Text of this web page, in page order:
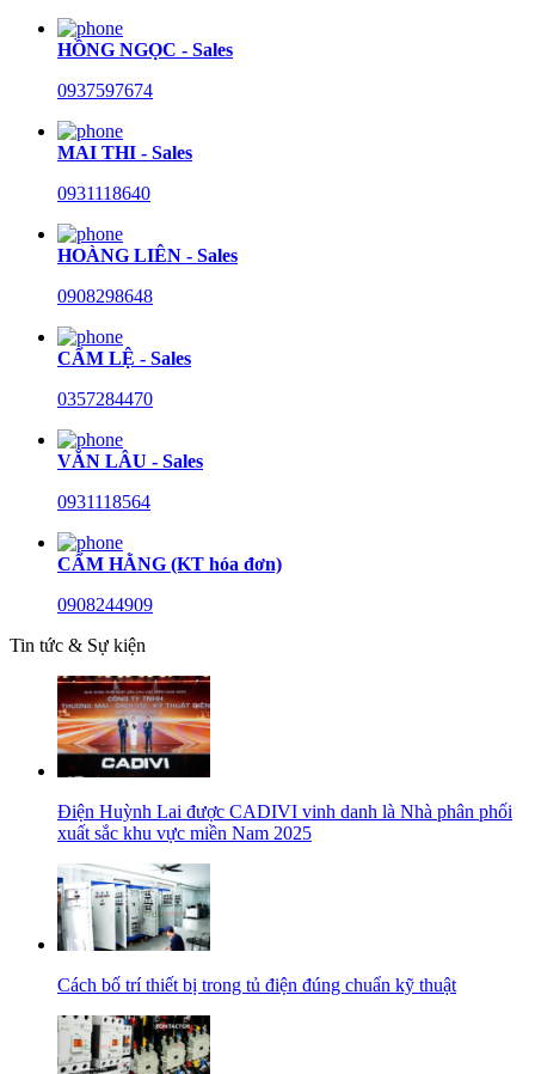
HỒNG NGỌC - Sales
0937597674
MAI THI - Sales
0931118640
HOÀNG LIÊN - Sales
0908298648
CẨM LỆ - Sales
0357284470
VĂN LÂU - Sales
0931118564
CẨM HẰNG (KT hóa đơn)
0908244909
Tin tức & Sự kiện
Điện Huỳnh Lai được CADIVI vinh danh là Nhà phân phối
xuất sắc khu vực miền Nam 2025
Cách bố trí thiết bị trong tủ điện đúng chuẩn kỹ thuật